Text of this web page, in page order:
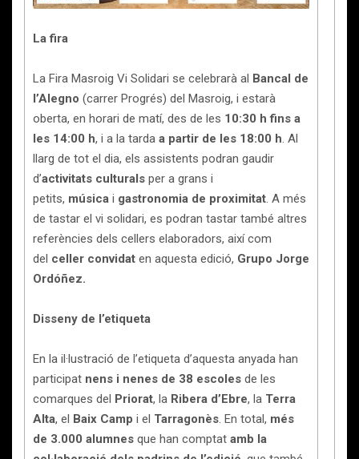
La fira
La Fira Masroig Vi Solidari se celebrarà al Bancal de
l’Alegno (carrer Progrés) del Masroig, i estarà
oberta, en horari de matí, des de les 10:30 h fins a
les 14:00 h, i a la tarda a partir de les 18:00 h. Al
llarg de tot el dia, els assistents podran gaudir
d’activitats culturals per a grans i
petits, música i gastronomia de proximitat. A més
de tastar el vi solidari, es podran tastar també altres
referències dels cellers elaboradors, així com
del celler convidat en aquesta edició, Grupo Jorge
Ordóñez.
Disseny de l’etiqueta
En la il·lustració de l’etiqueta d’aquesta anyada han
participat nens i nenes de 38 escoles de les
comarques del Priorat, la Ribera d’Ebre, la Terra
Alta, el Baix Camp i el Tarragonès. En total, més
de 3.000 alumnes que han comptat amb la